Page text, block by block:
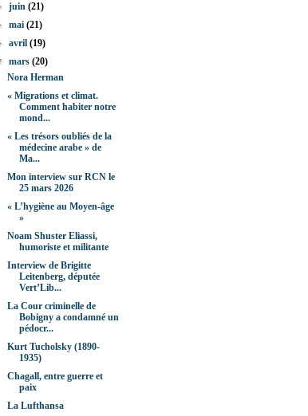
juin(21)
mai(21)
avril(19)
mars(20)
Nora Herman
« Migrations et climat.
Comment habiter notre
mond...
« Les trésors oubliés de la
médecine arabe » de
Ma...
Mon interview sur RCN le
25 mars 2026
« L’hygiène au Moyen-âge
»
Noam Shuster Eliassi,
humoriste et militante
Interview de Brigitte
Leitenberg, députée
Vert’Lib...
La Cour criminelle de
Bobigny a condamné un
pédocr...
Kurt Tucholsky (1890-
1935)
Chagall, entre guerre et
paix
La Lufthansa